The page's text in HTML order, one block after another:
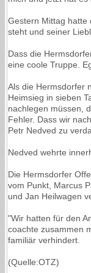
Gestern Mittag hatte
steht und seiner
Dass die
eine coole Truppe.
Als die Hermsdorfer
Heimsieg in sieben
nachlegen müssen,
Fehler. Dass wir
Petr Nedved zu
Nedved wehrte
Die Hermsdorfer
vom Punkt, Marcus
und Jan Heilwagen
"Wir hatten für den
coachte zusammen
familiär verhindert.
(Quelle:OTZ)